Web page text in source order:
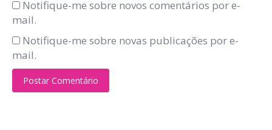
Notifique-me sobre novos comentários por e-
mail.
Notifique-me sobre novas publicações por e-
mail.
Postar Comentário